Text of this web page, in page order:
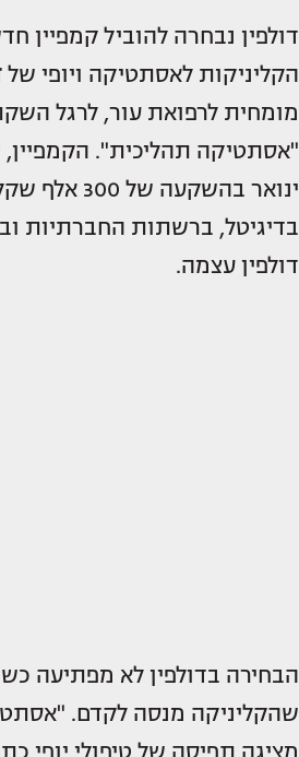
דולפין נבחרה להוביל קמפיין
הקליניקות לאסתטיקה ויופי של
מומחית לרפואת עור, לרגל
"אסתטיקה תהליכית".
ינואר בהשקעה
בדיגיטל, ברשתות החברתיות
דולפין עצמה.
הבחירה בדולפין לא מפתיעה
שהקליניקה מנסה לקדם.
מציגה תפיסה של טיפולי יופי